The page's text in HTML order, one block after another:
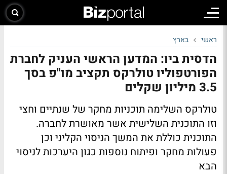
ראשי בארץ
הדסית ביו: המדען הראשי העניק לחברת
הפורטפוליו טולרקס תקציב מו"פ בסך
3.5 מיליון שקלים
טולרקס השלימה תוכניות מחקר של שנתיים וחצי
וזו התוכנית השלישית אשר מאושרת לחברה.
התוכנית כוללת את המשך הניסוי הקליני וכן
פעולות מחקר ופיתוח נוספות כגון היערכות לניסוי
הבא